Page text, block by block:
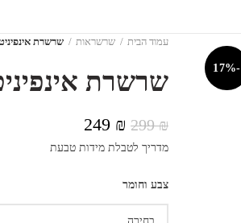
-17%
עמוד הבית
שרשראות שרשרת
שרשרת
299₪
המחיר
המקורי
299 ₪.
249 ₪
הנוכחי
מדריך לטבלת מידות טבעת
צבע וחומר